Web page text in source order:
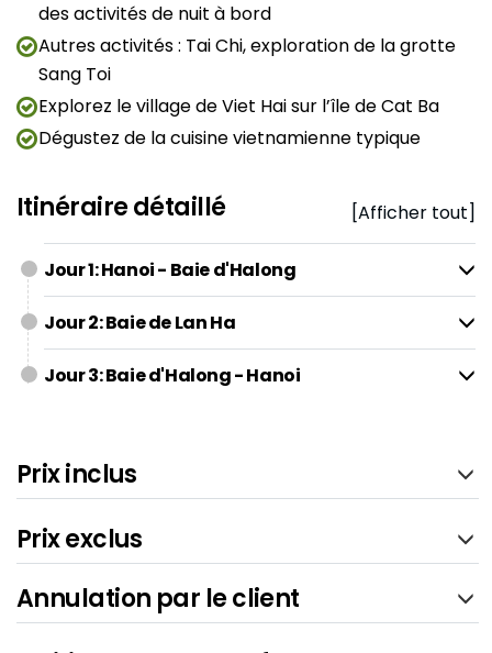
des activités de nuit à bord
Autres activités : Tai Chi, exploration de la grotte
Sang Toi
Explorez le village de Viet Hai sur l’île de Cat Ba
Dégustez de la cuisine vietnamienne typique
Itinéraire détaillé [Afficher tout]
Jour 1: Hanoi - Baie d'Halong
Jour 2: Baie de Lan Ha
Jour 3: Baie d'Halong - Hanoi
Prix inclus
Prix exclus
Annulation par le client